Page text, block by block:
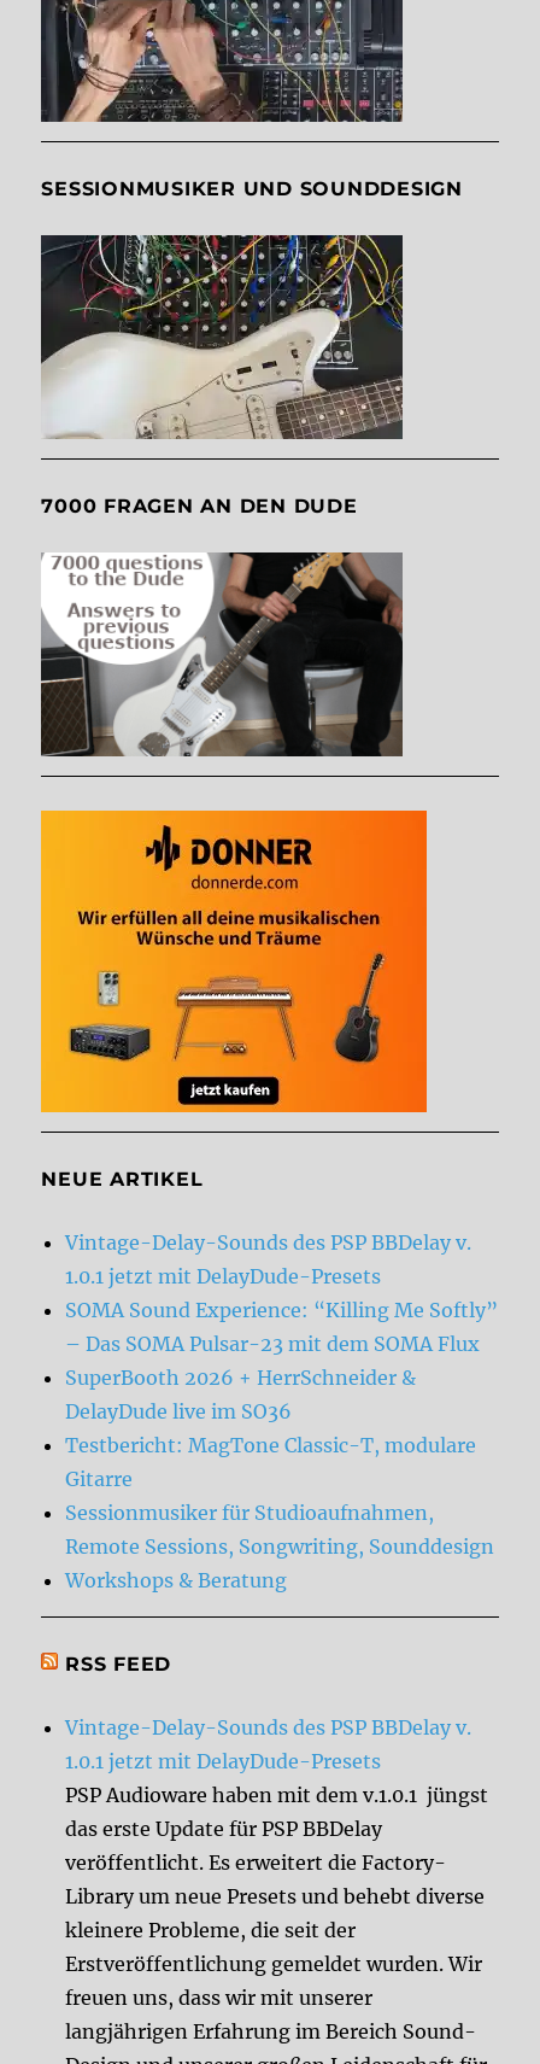
SESSIONMUSIKER UND SOUNDDESIGN
7000 FRAGEN AN DEN DUDE
NEUE ARTIKEL
Vintage-Delay-Sounds des PSP BBDelay v.
1.0.1 jetzt mit DelayDude-Presets
SOMA Sound Experience: “Killing Me Softly”
– Das SOMA Pulsar-23 mit dem SOMA Flux
SuperBooth 2026 + HerrSchneider &
DelayDude live im SO36
Testbericht: MagTone Classic-T, modulare
Gitarre
Sessionmusiker für Studioaufnahmen,
Remote Sessions, Songwriting, Sounddesign
Workshops & Beratung
RSS FEED
Vintage-Delay-Sounds des PSP BBDelay v.
1.0.1 jetzt mit DelayDude-Presets
PSP Audioware haben mit dem v.1.0.1 jüngst
das erste Update für PSP BBDelay
veröffentlicht. Es erweitert die Factory-
Library um neue Presets und behebt diverse
kleinere Probleme, die seit der
Erstveröffentlichung gemeldet wurden. Wir
freuen uns, dass wir mit unserer
langjährigen Erfahrung im Bereich Sound-